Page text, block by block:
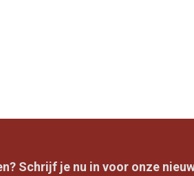
Schrijf je nu in voor onze